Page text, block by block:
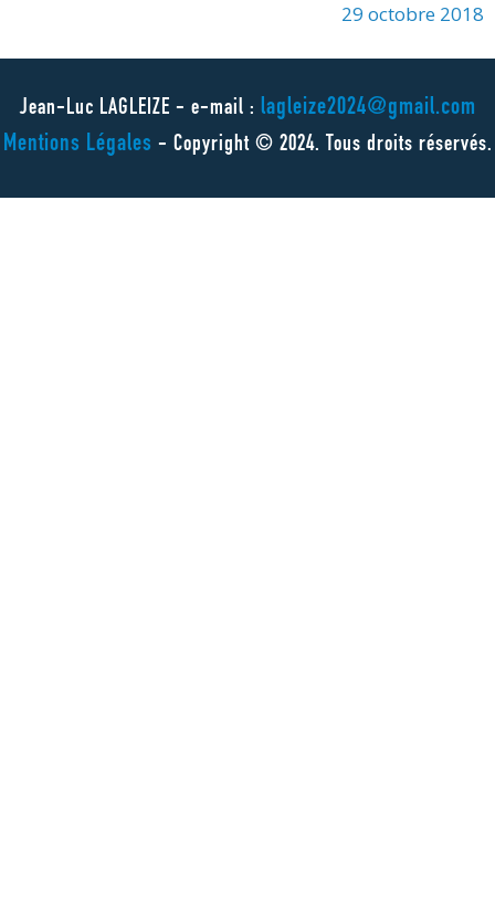
29 octobre 2018
Jean-Luc LAGLEIZE - e-mail : lagleize2024@gmail.com
Mentions Légales - Copyright © 2024. Tous droits réservés.